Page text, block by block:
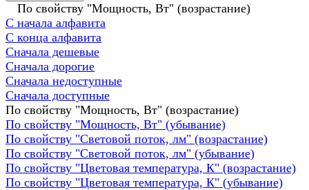
По свойству "Мощность, Вт" (возрастание)
С начала алфавита
С конца алфавита
Сначала дешевые
Сначала дорогие
Сначала недоступные
Сначала доступные
По свойству "Мощность, Вт" (возрастание)
По свойству "Мощность, Вт" (убывание)
По свойству "Световой поток, лм" (возрастание)
По свойству "Световой поток, лм" (убывание)
По свойству "Цветовая температура, К" (возрастание)
По свойству "Цветовая температура, К" (убывание)